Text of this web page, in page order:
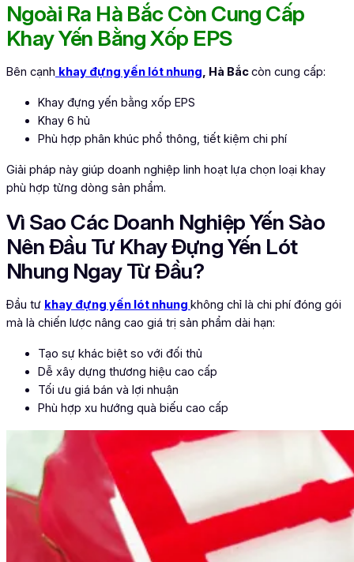
Ngoài Ra Hà Bắc Còn Cung Cấp
Khay Yến Bằng Xốp EPS
Bên cạnh khay đựng yến lót nhung, Hà Bắccòn cung cấp:
Khay đựng yến bằng xốp EPS
Khay 6 hủ
Phù hợp phân khúc phổ thông, tiết kiệm chi phí
Giải pháp này giúp doanh nghiệp linh hoạt lựa chọn loại khay
phù hợp từng dòng sản phẩm.
Vì Sao Các Doanh Nghiệp Yến Sào
Nên Đầu Tư Khay Đựng Yến Lót
Nhung Ngay Từ Đầu?
Đầu tư khay đựng yến lót nhung không chỉ là chi phí đóng gói
mà là chiến lược nâng cao giá trị sản phẩm dài hạn:
Tạo sự khác biệt so với đối thủ
Dễ xây dựng thương hiệu cao cấp
Tối ưu giá bán và lợi nhuận
Phù hợp xu hướng quà biếu cao cấp